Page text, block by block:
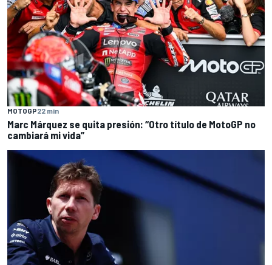
MOTOGP22 min
Marc Márquez se quita presión: “Otro título de MotoGP no
cambiará mi vida”